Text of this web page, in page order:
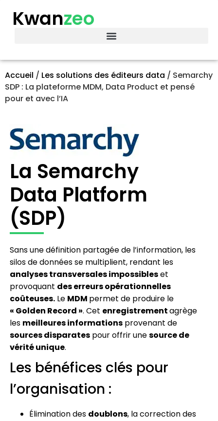
Kwanzeo
Accueil / Les solutions des éditeurs data / Semarchy
SDP : La plateforme MDM, Data Product et pensé
pour et avec l’IA
La Semarchy
Data Platform
(SDP)
Sans une définition partagée de l’information, les
silos de données se multiplient, rendant les
analyses transversales impossibleset
provoquant des erreurs opérationnelles
coûteuses. Le MDM permet de produire le
« Golden Record ». Cet enregistrementagrège
les meilleures informations provenant de
sources disparates pour offrir unesource de
vérité unique.
Les bénéfices clés pour
l’organisation :
Élimination des doublons, la correction des